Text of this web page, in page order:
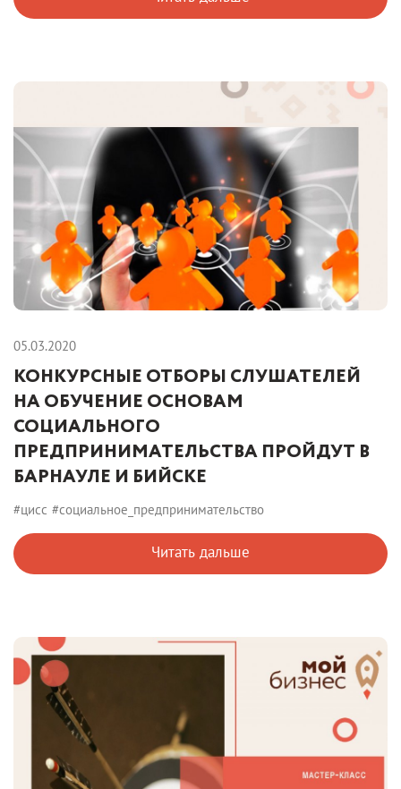
05.03.2020
КОНКУРСНЫЕ ОТБОРЫ СЛУШАТЕЛЕЙ
НА ОБУЧЕНИЕ ОСНОВАМ
СОЦИАЛЬНОГО
ПРЕДПРИНИМАТЕЛЬСТВА ПРОЙДУТ В
БАРНАУЛЕ И БИЙСКЕ
#цисс #социальное_предпринимательство
Читать дальше